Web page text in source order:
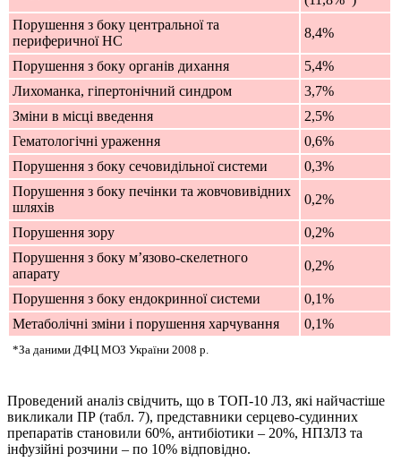
Порушення з боку центральної та
периферичної НС
8,4%
Порушення з боку органів дихання
5,4%
Лихоманка, гіпертонічний синдром
3,7%
Зміни в місці введення
2,5%
Гематологічні ураження
0,6%
Порушення з боку сечовидільної системи
0,3%
Порушення з боку печінки та жовчовивідних
шляхів
0,2%
Порушення зору
0,2%
Порушення з боку м’язово-скелетного
апарату
0,2%
Порушення з боку ендокринної системи
0,1%
Метаболічні зміни і порушення харчування
0,1%
*За даними ДФЦ МОЗ України 2008 р.
Проведений аналіз свідчить, що в ТОП-10 ЛЗ, які найчастіше
викликали ПР (табл. 7), представники серцево-судинних
препаратів становили 60%, антибіотики – 20%, НПЗЛЗ та
інфузійні розчини – по 10% відповідно.